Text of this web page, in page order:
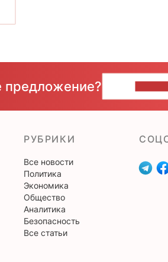
предложение?
РУБРИКИ
Все новости
Политика
Экономика
Общество
Аналитика
Безопасность
Все статьи